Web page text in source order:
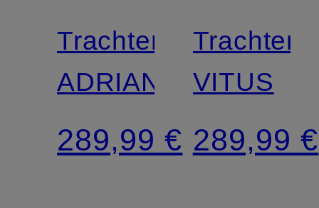
Trachtenweste
ADRIAN
289,99 €
VITUS
289,99 €